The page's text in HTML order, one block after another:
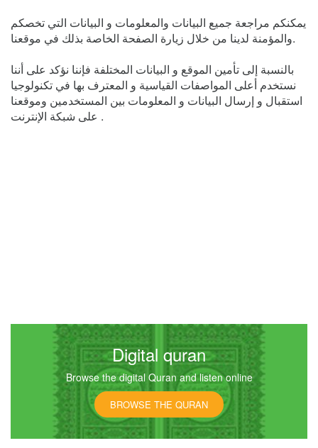
يمكنكم مراجعة جميع البيانات والمعلومات و البيانات التي تخصكم
والمؤمنة لدينا من خلال زيارة الصفحة الخاصة بذلك في موقعنا.
بالنسبة إلى تأمين الموقع و البيانات المختلفة فإننا نؤكد على أننا
نستخدم أعلى المواصفات القياسية و المعترف بها في تكنولوجيا
استقبال و إرسال البيانات و المعلومات بين المستخدمين وموقعنا
على شبكة الإنترنت .
Digital quran
Browse the digital Quran and listen online
BROWSE THE QURAN